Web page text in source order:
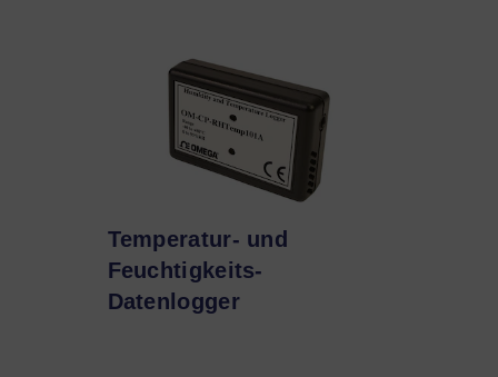
Temperatur- und
Feuchtigkeits-
Datenlogger